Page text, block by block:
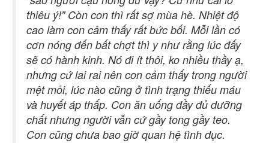
thiêu ý!" Còn con thì rất sợ mùa hè. Nhiệt độ
cao làm con cảm thấy rất bức bối. Mỗi lần có
cơn nóng đến bất chợt thì y như rằng lúc đấy
sẽ có hành kinh. Nó đi ít thôi, ko nhiều thầy ạ,
nhưng cứ lai rai nên con cảm thấy trong người
mệt mỏi, lúc nào cũng ở tình trạng thiếu máu
và huyết áp thấp. Con ăn uống đầy đủ dưỡng
chất nhưng người vẫn cứ gầy tong gầy teo.
Con cũng chưa bao giờ quan hệ tình dục.